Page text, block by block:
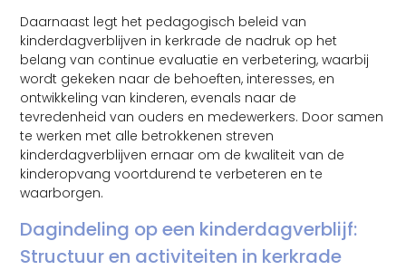
Daarnaast legt het pedagogisch beleid van
kinderdagverblijven in kerkrade de nadruk op het
belang van continue evaluatie en verbetering, waarbij
wordt gekeken naar de behoeften, interesses, en
ontwikkeling van kinderen, evenals naar de
tevredenheid van ouders en medewerkers. Door samen
te werken met alle betrokkenen streven
kinderdagverblijven ernaar om de kwaliteit van de
kinderopvang voortdurend te verbeteren en te
waarborgen.
Dagindeling op een kinderdagverblijf:
Structuur en activiteiten in kerkrade